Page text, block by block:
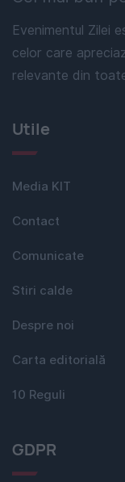
Evenimentul Zilei
celor care
relevante din
Utile
Media KIT
Contact
Comunicate
Stiri calde
Despre noi
Carta editorială
10 Reguli
GDPR